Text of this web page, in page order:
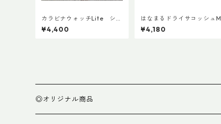
カラビナウォッチLite シチ
ズンQ＆Q アナログソーラ
ー
¥4,400
はなまるドライサコッシュM
¥4,180
◎オリジナル商品